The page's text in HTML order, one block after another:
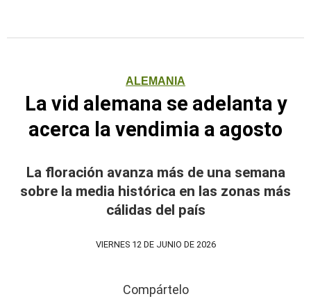
ALEMANIA
La vid alemana se adelanta y
acerca la vendimia a agosto
La floración avanza más de una semana
sobre la media histórica en las zonas más
cálidas del país
VIERNES 12 DE JUNIO DE 2026
Compártelo